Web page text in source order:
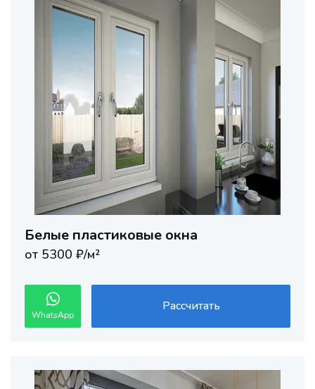
Белые пластиковые окна
от 5300 ₽/м²
WhatsApp
Рассчитать